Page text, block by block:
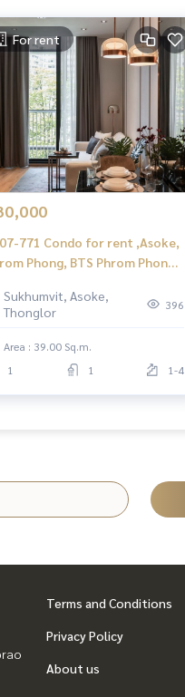
For rent
771 Condo for rent ,Asoke,
Phong, BTS Phrom Phong
Sukhumvit, Asoke,
Thonglor
396
Area : 39.00 Sq.m.
1
1 1-4
Terms and Conditions
Privacy Policy
About us